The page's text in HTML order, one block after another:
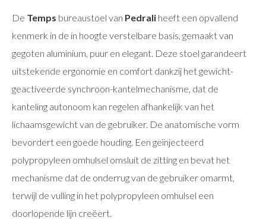
De Temps bureaustoel van Pedrali heeft een opvallend
kenmerk in de in hoogte verstelbare basis, gemaakt van
gegoten aluminium, puur en elegant. Deze stoel garandeert
uitstekende ergonomie en comfort dankzij het gewicht-
geactiveerde synchroon-kantelmechanisme, dat de
kanteling autonoom kan regelen afhankelijk van het
lichaamsgewicht van de gebruiker. De anatomische vorm
bevordert een goede houding. Een geïnjecteerd
polypropyleen omhulsel omsluit de zitting en bevat het
mechanisme dat de onderrug van de gebruiker omarmt,
terwijl de vulling in het polypropyleen omhulsel een
doorlopende lijn creëert.